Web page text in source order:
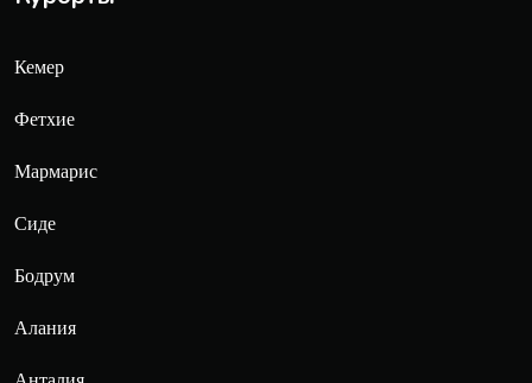
Кемер
Фетхие
Мармарис
Сиде
Бодрум
Алания